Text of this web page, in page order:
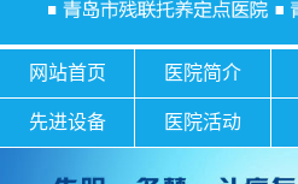
网站首页 医院简介
先进设备 医院活动